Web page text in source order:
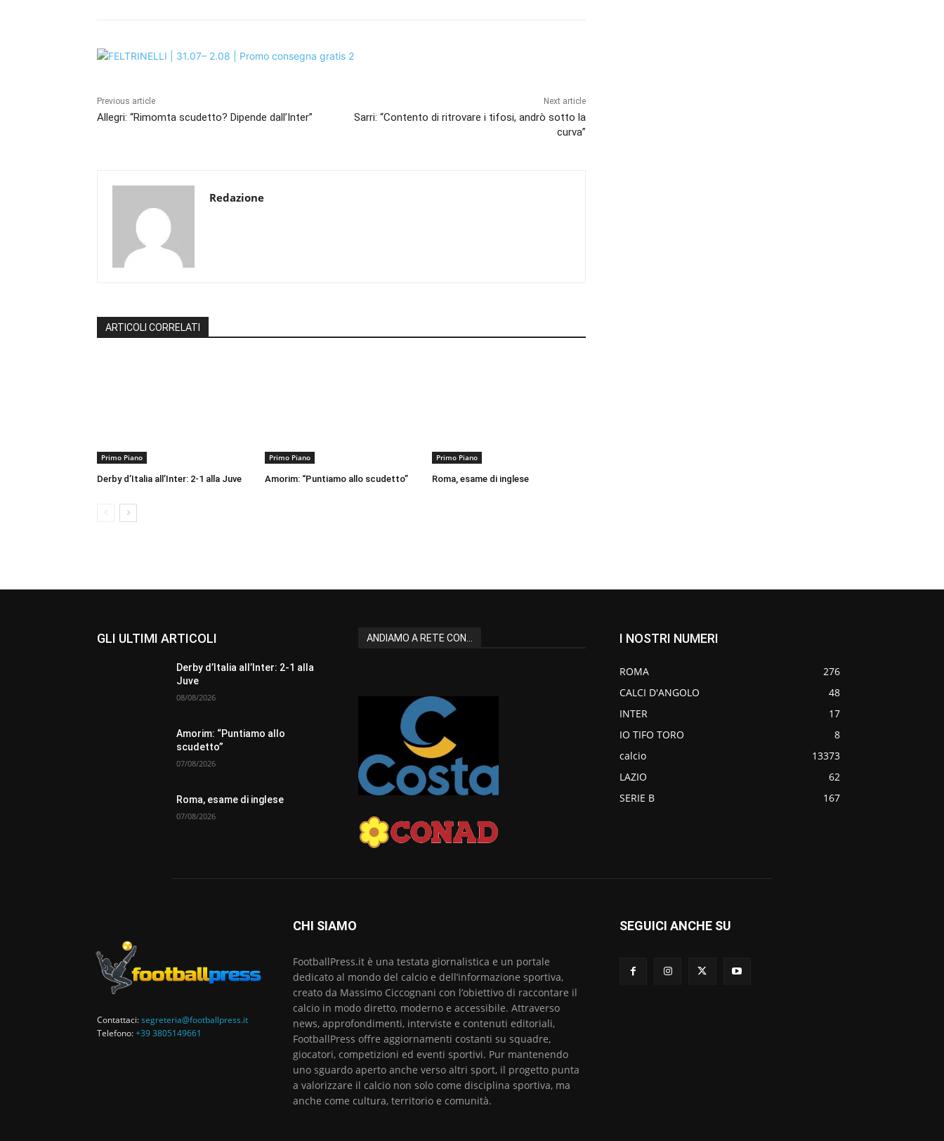
Previous article
Allegri: “Rimomta scudetto? Dipende dall’Inter”
Next article
Sarri: “Contento di ritrovare i tifosi, andrò sotto la
curva”
Redazione
ARTICOLI CORRELATI
Primo Piano
Derby d’Italia all’Inter: 2-1 alla Juve
Primo Piano
Amorim: “Puntiamo allo scudetto”
Primo Piano
Roma, esame di inglese
GLI ULTIMI ARTICOLI
Derby d’Italia all’Inter: 2-1 alla
Juve
08/08/2026
Amorim: “Puntiamo allo
scudetto”
07/08/2026
Roma, esame di inglese
07/08/2026
ANDIAMO A RETE CON... I NOSTRI NUMERI
ROMA
276
CALCI D'ANGOLO
48
INTER
17
IO TIFO TORO
8
calcio
13373
LAZIO
62
SERIE B
167
Contattaci:segreteria@footballpress.it
Telefono:+39 3805149661
CHI SIAMO
FootballPress.it è una testata giornalistica e un portale
dedicato al mondo del calcio e dell’informazione sportiva,
creato da Massimo Ciccognani con l’obiettivo di raccontare il
calcio in modo diretto, moderno e accessibile. Attraverso
news, approfondimenti, interviste e contenuti editoriali,
FootballPress offre aggiornamenti costanti su squadre,
giocatori, competizioni ed eventi sportivi. Pur mantenendo
uno sguardo aperto anche verso altri sport, il progetto punta
a valorizzare il calcio non solo come disciplina sportiva, ma
anche come cultura, territorio e comunità.
SEGUICI ANCHE SU